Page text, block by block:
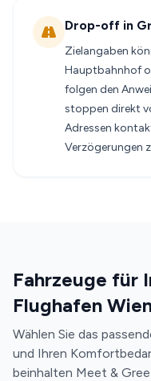
Drop-off in
Zielangaben
Hauptbahnhof
folgen den
stoppen direkt
Adressen
Verzögerungen
Fahrzeuge für
Flughafen
Wählen Sie das
und Ihren
beinhalten Meet &